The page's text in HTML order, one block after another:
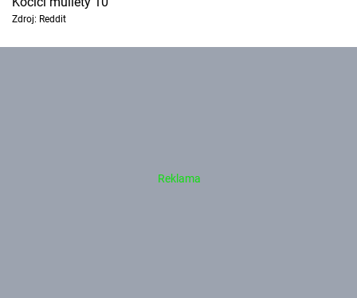
Zdroj: Reddit